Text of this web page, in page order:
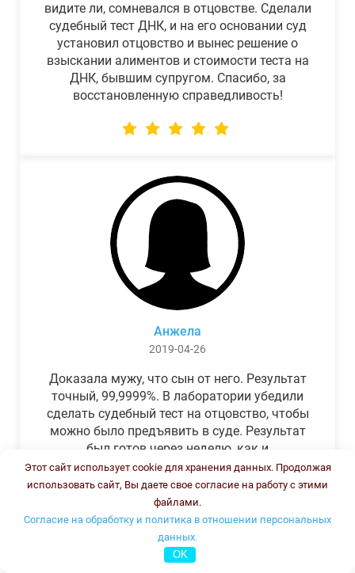
видите ли, сомневался в отцовстве. Сделали
судебный тест ДНК, и на его основании суд
установил отцовство и вынес решение о
взыскании алиментов и стоимости теста на
ДНК, бывшим супругом. Спасибо, за
восстановленную справедливость!
Анжела
2019-04-26
Доказала мужу, что сын от него. Результат
точный, 99,9999%. В лаборатории убедили
сделать судебный тест на отцовство, чтобы
можно было предъявить в суде. Результат
был готов через неделю, как и
обещали.Теперь муж бегает и извиняется.
Этот сайт использует cookie для хранения данных. Продолжая
использовать сайт, Вы даете свое согласие на работу с этими
файлами.
Согласие на обработку и политика в отношении персональных
данных.
OK